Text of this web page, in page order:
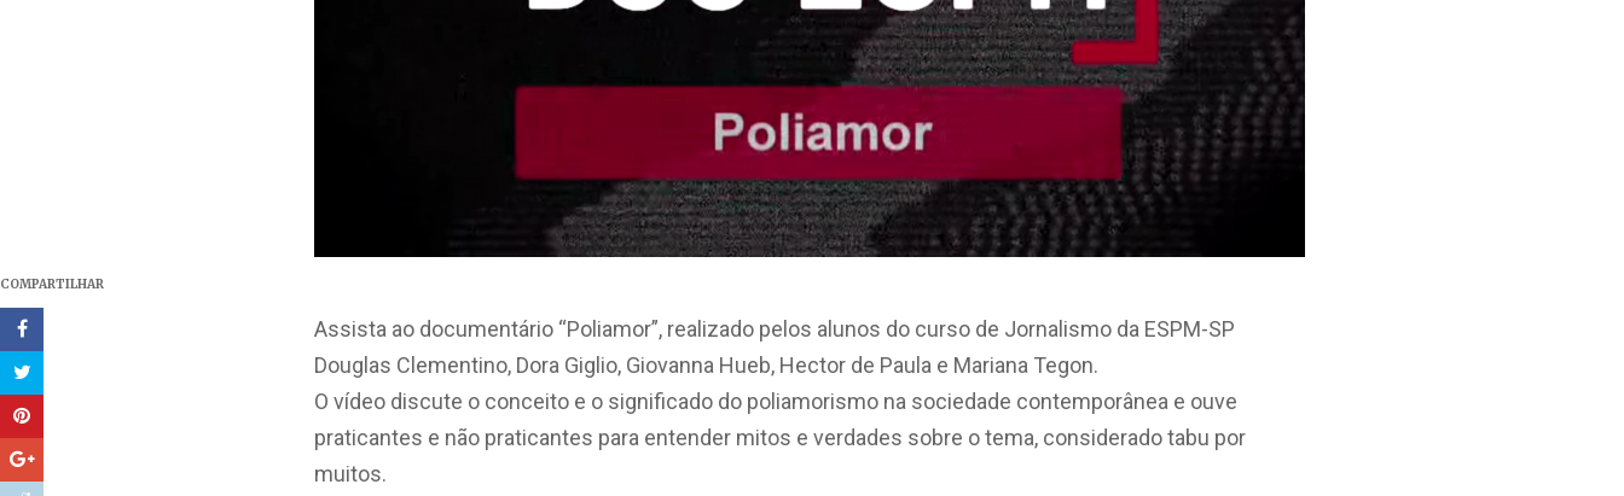
COMPARTILHAR
Assista ao documentário “Poliamor”, realizado pelos alunos do curso de Jornalismo da ESPM-SP
Douglas Clementino, Dora Giglio, Giovanna Hueb, Hector de Paula e Mariana Tegon.
O vídeo discute o conceito e o significado do poliamorismo na sociedade contemporânea e ouve
praticantes e não praticantes para entender mitos e verdades sobre o tema, considerado tabu por
muitos.